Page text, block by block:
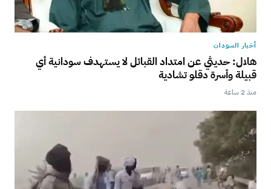
أخبار السودان
هلال: حديثي عن امتداد القبائل لا يستهدف سودانية أي
قبيلة وأسرة دقلو تشادية
منذ 2 ساعة